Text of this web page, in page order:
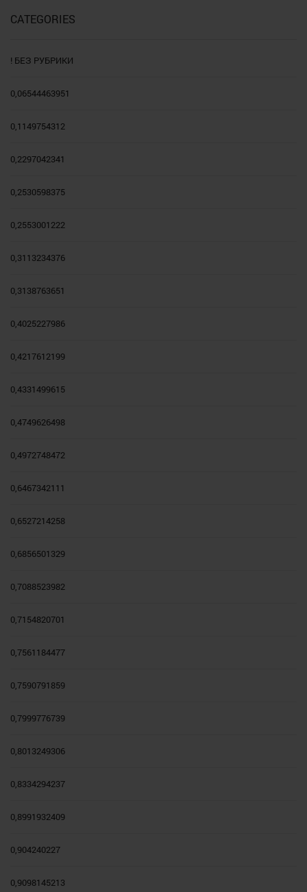
CATEGORIES
! БЕЗ РУБРИКИ
0,06544463951
0,1149754312
0,2297042341
0,2530598375
0,2553001222
0,3113234376
0,3138763651
0,4025227986
0,4217612199
0,4331499615
0,4749626498
0,4972748472
0,6467342111
0,6527214258
0,6856501329
0,7088523982
0,7154820701
0,7561184477
0,7590791859
0,7999776739
0,8013249306
0,8334294237
0,8991932409
0,904240227
0,9098145213